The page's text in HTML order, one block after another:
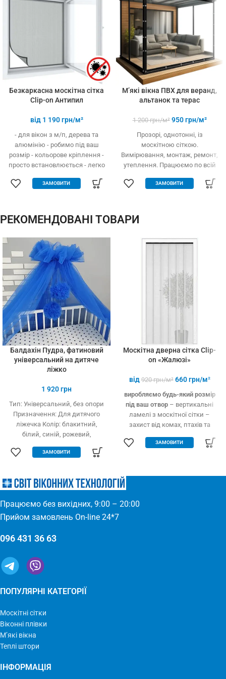
3-х і більше
Безкаркасна москітна сітка
Clip-on Антипил
від 1 190грн/м²
- для вікон з м/п, дерева та
алюмінію - робимо під ваш
розмір - кольорове кріплення -
просто встановлюється - легко
дешевше аналогів за явних
які форми та розміри:
трикутник, трапеція - проста в
потрібний)
ЗАМОВИТИ
М’які вікна ПВХ для веранд,
альтанок та терас
1 200грн/м² 950грн/м²
Прозорі, однотонні, із
москітною сіткою.
Вимірювання, монтаж, ремонт,
утеплення. Працюємо по всій
ЗАМОВИТИ
РЕКОМЕНДОВАНІ ТОВАРИ
Балдахін Пудра, фатиновий
універсальний на дитяче
ліжко
1 920грн
Тип: Універсальний, без опори
Призначення: Для дитячого
ліжечка Колір: блакитний,
білий, синій, рожевий,
(Євросітка) Розміри: 1,8 х 9 м
ЗАМОВИТИ
Москітна дверна сітка Clip-
on «Жалюзі»
від 920грн/м² 660грн/м²
виробляємо будь-який розмір
під ваш отвор – вертикальні
ламелі з москітної сітки –
захист від комах, птахів та
пропускає повітря – підходить
метал – елементарно
ЗАМОВИТИ
Працюємо без вихідних, 9:00 – 20:00
Прийом замовлень On-line 24*7
096 431 36 63
ПОПУЛЯРНІ КАТЕГОРІЇ
Москітні сітки
Віконні плівки
М’які вікна
Теплі штори
ІНФОРМАЦІЯ